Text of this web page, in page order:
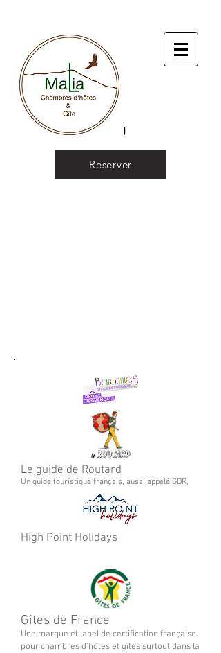
Reserver
Le guide de Routard
​Un guide touristique français, aussi appelé GDR,
High Point Holidays
Gîtes de France
Une marque et label de certification française
pour chambres d'hôtes et gîtes surtout dans la